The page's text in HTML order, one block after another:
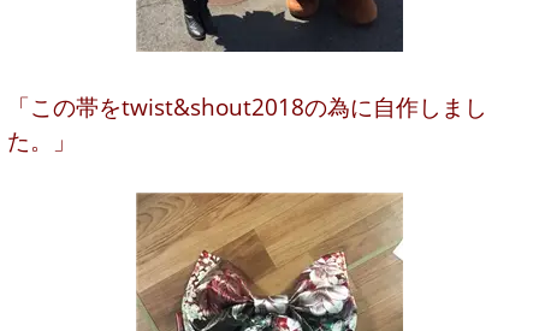
「この帯をtwist&shout2018の為に自作しまし
た。」